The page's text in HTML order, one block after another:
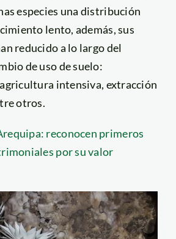
especies una distribución
lento, además, sus
reducido a lo largo del
de uso de suelo:
intensiva, extracción
otros.
reconocen primeros
por su valor